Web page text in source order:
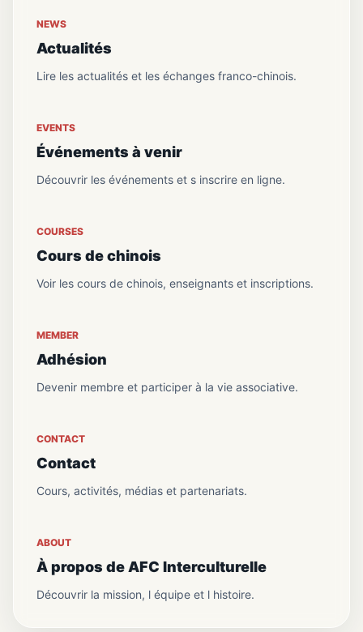
NEWS
Actualités
Lire les actualités et les échanges franco-chinois.
EVENTS
Événements à venir
Découvrir les événements et s inscrire en ligne.
COURSES
Cours de chinois
Voir les cours de chinois, enseignants et inscriptions.
MEMBER
Adhésion
Devenir membre et participer à la vie associative.
CONTACT
Contact
Cours, activités, médias et partenariats.
ABOUT
À propos de AFC Interculturelle
Découvrir la mission, l équipe et l histoire.